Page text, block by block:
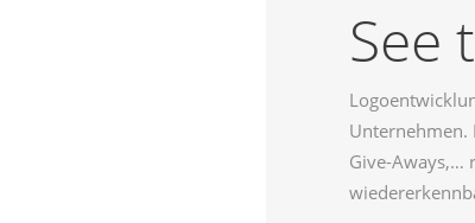
See
Unternehmen.
Give-Aways,…